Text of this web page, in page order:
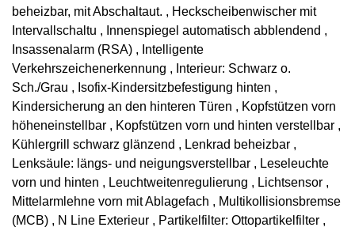
beheizbar, mit Abschaltaut. , Heckscheibenwischer mit
Intervallschaltu , Innenspiegel automatisch abblendend ,
Insassenalarm (RSA) , Intelligente
Verkehrszeichenerkennung , Interieur: Schwarz o.
Sch./Grau , Isofix-Kindersitzbefestigung hinten ,
Kindersicherung an den hinteren Türen , Kopfstützen vorn
höheneinstellbar , Kopfstützen vorn und hinten verstellbar ,
Kühlergrill schwarz glänzend , Lenkrad beheizbar ,
Lenksäule: längs- und neigungsverstellbar , Leseleuchte
vorn und hinten , Leuchtweitenregulierung , Lichtsensor ,
Mittelarmlehne vorn mit Ablagefach , Multikollisionsbremse
(MCB) , N Line Exterieur , Partikelfilter: Ottopartikelfilter ,